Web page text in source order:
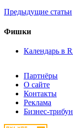
Предыдущие статьи
Фишки
Календарь в
Партнёры
О сайте
Контакты
Реклама
Бизнес-